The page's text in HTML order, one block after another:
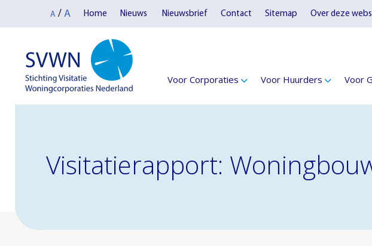
A / A Home Nieuws Nieuwsbrief Contact Sitemap Over deze
Voor Corporaties Voor Huurders Voor
Visitatierapport: